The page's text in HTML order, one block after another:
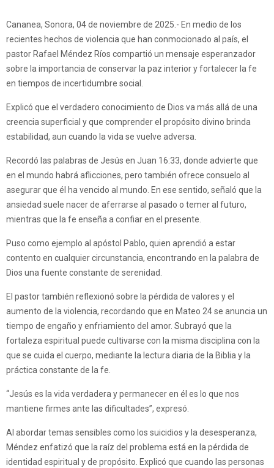
Cananea, Sonora, 04 de noviembre de 2025.- En medio de los
recientes hechos de violencia que han conmocionado al país, el
pastor Rafael Méndez Ríos compartió un mensaje esperanzador
sobre la importancia de conservar la paz interior y fortalecer la fe
en tiempos de incertidumbre social.
Explicó que el verdadero conocimiento de Dios va más allá de una
creencia superficial y que comprender el propósito divino brinda
estabilidad, aun cuando la vida se vuelve adversa.
Recordó las palabras de Jesús en Juan 16:33, donde advierte que
en el mundo habrá aflicciones, pero también ofrece consuelo al
asegurar que él ha vencido al mundo. En ese sentido, señaló que la
ansiedad suele nacer de aferrarse al pasado o temer al futuro,
mientras que la fe enseña a confiar en el presente.
Puso como ejemplo al apóstol Pablo, quien aprendió a estar
contento en cualquier circunstancia, encontrando en la palabra de
Dios una fuente constante de serenidad.
El pastor también reflexionó sobre la pérdida de valores y el
aumento de la violencia, recordando que en Mateo 24 se anuncia un
tiempo de engaño y enfriamiento del amor. Subrayó que la
fortaleza espiritual puede cultivarse con la misma disciplina con la
que se cuida el cuerpo, mediante la lectura diaria de la Biblia y la
práctica constante de la fe.
“Jesús es la vida verdadera y permanecer en él es lo que nos
mantiene firmes ante las dificultades”, expresó.
Al abordar temas sensibles como los suicidios y la desesperanza,
Méndez enfatizó que la raíz del problema está en la pérdida de
identidad espiritual y de propósito. Explicó que cuando las personas